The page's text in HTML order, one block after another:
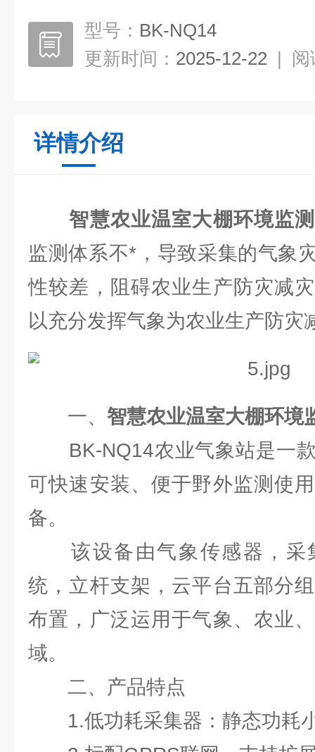
型号： BK-NQ14
更新时间： 2025-12-22 | 阅
详情介绍
智慧农业温室大棚环境监
监测体系不*，导致采集的气象
性较差，阻碍农业生产防灾减
以充分发挥气象为农业生产防灾
一、 智慧农业温室大棚环境
BK-NQ14农业气象站是一款
可快速安装、便于野外监测使
备。
该设备由气象传感器，采
统，立杆支架，云平台五部分
布置，广泛运用于气象、农业
域。
二、产品特点
1.低功耗采集器：静态功耗